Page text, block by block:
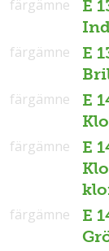
E
färgämne
E
färgämne
E
färgämne
E
färgämne
E
färgämne